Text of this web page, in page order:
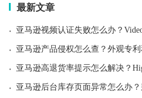
最新文章
· 亚马逊视频认证失败怎么办？
· 亚马逊产品侵权怎么查？外观专
· 亚马逊高退货率提示怎么解决？
· 亚马逊后台库存页面异常怎么办